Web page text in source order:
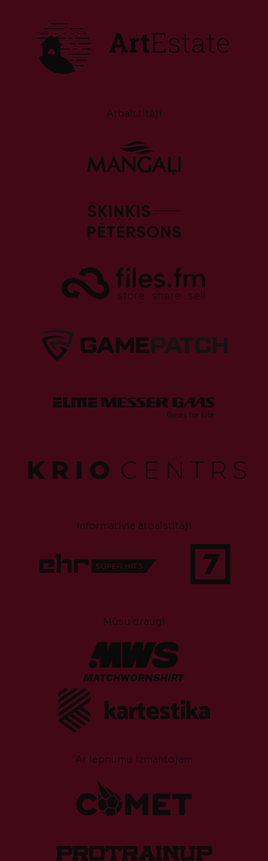
Atbalstītāji
Informatīvie atbalstītāji
Mūsu draugi
Ar lepnumu izmantojam